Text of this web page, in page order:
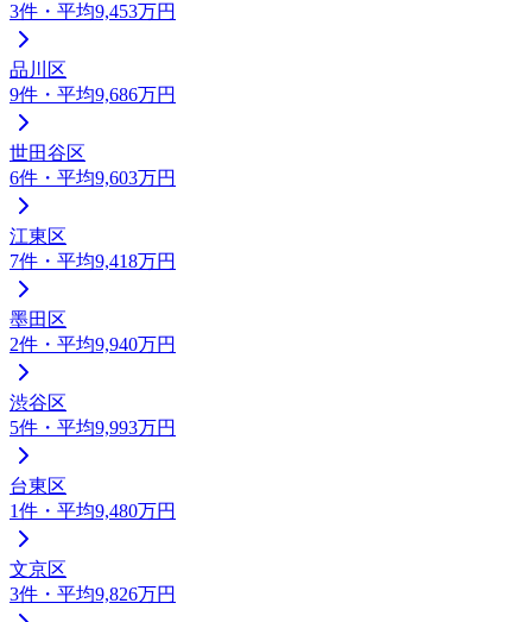
3件 ・平均9,453万円
品川区
9件 ・平均9,686万円
世田谷区
6件 ・平均9,603万円
江東区
7件 ・平均9,418万円
墨田区
2件 ・平均9,940万円
渋谷区
5件 ・平均9,993万円
台東区
1件 ・平均9,480万円
文京区
3件 ・平均9,826万円